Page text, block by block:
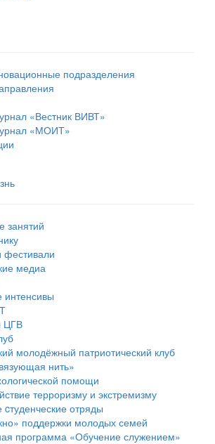
подразделения
«Вестник ВИВТ»
«МОИТ»
занятий
фестивали
медиа
интенсивы
ЦГВ
молодёжный патриотический клуб
нить»
помощи
терроризму и экстремизму
cтуденческие отряды
поддержки молодых семей
программа «Обучение служением»